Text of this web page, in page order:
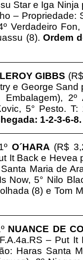
Star e Iga Ninja
– Propriedade:
Verdadeiro
(8). Ordem
LEROY GIBBS
e George Sand
Embalagem), 2º
5° Pesto. T:
1-2-3-6-8.
O´HARA (R$
It Back e Hevea
Maria de
Now, 5° Nilo
(8) e Tom
NUANCE DE
– Put It
Haras Santa